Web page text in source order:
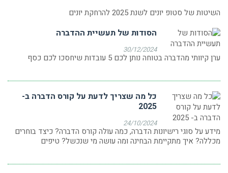
השיטות של סטופ יונים לשנת 2025 להרחקת יונים
הסודות של תעשיית ההדברה
30/12/2024
ערן קיוותי מהדברה בטוחה נותן לכם 5 עובדות שיחסכו לכם כסף
כל מה שצריך לדעת על קורס הדברה ב-
2025
24/10/2024
מידע על סוגי רישיונות הדברה, כמה עולה קורס הדברה? כיצד בוחרים
מכללה? איך מתקיימת הבחינה ומה עושה מי שנכשל? טיפים